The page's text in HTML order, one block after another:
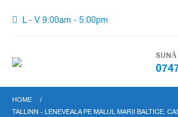
L - V 9:00am - 5:00pm
HOME
TALLINN - LENEVEALA PE MALUL MARII BALTICE,